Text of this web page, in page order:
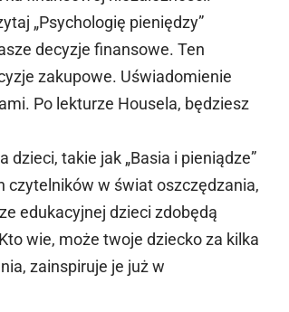
„Psychologię pieniędzy”
decyzje finansowe. Ten
zakupowe. Uświadomienie
Po lekturze Housela, będziesz
takie jak „Basia i pieniądze”
czytelników w świat oszczędzania,
edukacyjnej dzieci zdobędą
wie, może twoje dziecko za kilka
zainspiruje je już w